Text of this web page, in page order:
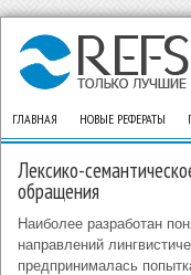
ГЛАВНАЯ НОВЫЕ РЕФЕРАТЫ
Лексико-
обращения
Наиболее разработан
направлений
предпринималась